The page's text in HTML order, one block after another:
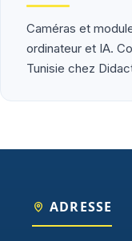
Caméras et
ordinateur et IA.
Tunisie chez
ADRESSE